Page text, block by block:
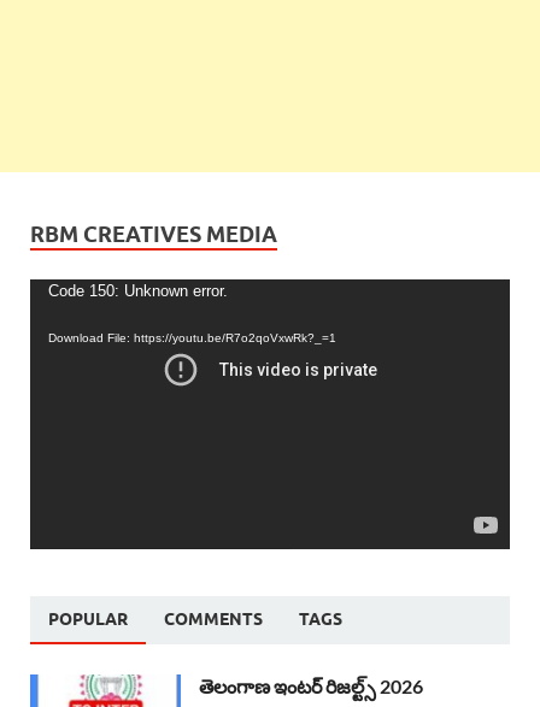
RBM CREATIVES MEDIA
Video
Code 150: Unknown error.
Download File: https://youtu.be/R7o2qoVxwRk?_=1
POPULAR COMMENTS TAGS
తెలంగాణ ఇంటర్ రిజల్ట్స్ 2026